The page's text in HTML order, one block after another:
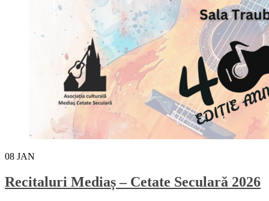
08 JAN
Recitaluri Mediaș – Cetate Seculară 2026